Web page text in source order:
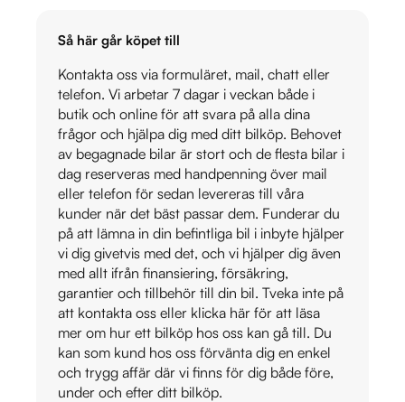
Så här går köpet till
Kontakta oss via formuläret, mail, chatt eller
telefon. Vi arbetar 7 dagar i veckan både i
butik och online för att svara på alla dina
frågor och hjälpa dig med ditt bilköp. Behovet
av begagnade bilar är stort och de flesta bilar i
dag reserveras med handpenning över mail
eller telefon för sedan levereras till våra
kunder när det bäst passar dem. Funderar du
på att lämna in din befintliga bil i inbyte hjälper
vi dig givetvis med det, och vi hjälper dig även
med allt ifrån finansiering, försäkring,
garantier och tillbehör till din bil. Tveka inte på
att kontakta oss eller klicka här för att läsa
mer om hur ett bilköp hos oss kan gå till. Du
kan som kund hos oss förvänta dig en enkel
och trygg affär där vi finns för dig både före,
under och efter ditt bilköp.